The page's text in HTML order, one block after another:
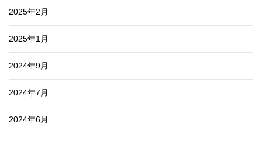
2025年2月
2025年1月
2024年9月
2024年7月
2024年6月